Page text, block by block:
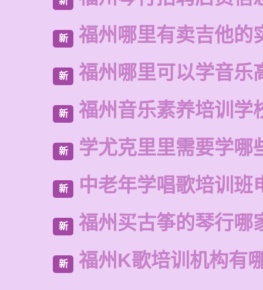
新 福州哪里有卖吉他的
新 福州哪里可以学音乐
新 福州音乐素养培训学
新 学尤克里里需要学哪
新 中老年学唱歌培训班
新 福州买古筝的琴行哪
新 福州K歌培训机构有